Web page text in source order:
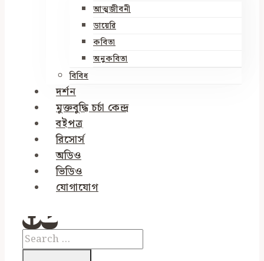
আত্মজীবনী
ডায়েরি
কবিতা
অনুকবিতা
বিবিধ
দর্শন
মুক্তবুদ্ধি চর্চা কেন্দ্র
বইপত্র
রিসোর্স
অডিও
ভিডিও
যোগাযোগ
Search
for: